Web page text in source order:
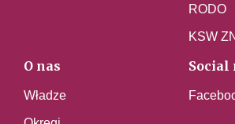
RODO
KSW
O nas
Władze
Social